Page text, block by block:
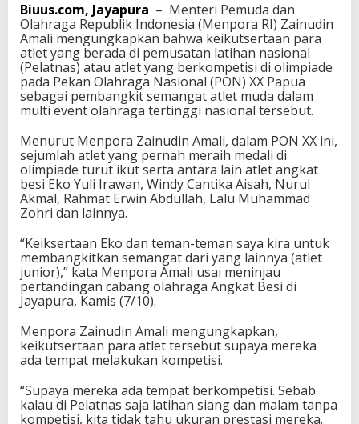
e
r
t
a
a
n
A
t
e
t
P
e
l
n
a
s
d
O
N
X
u
n
t
Biuus.com, Jayapura – Menteri Pemuda dan
Olahraga Republik Indonesia (Menpora RI) Zainudin
Amali mengungkapkan bahwa keikutsertaan para
atlet yang berada di pemusatan latihan nasional
(Pelatnas) atau atlet yang berkompetisi di olimpiade
pada Pekan Olahraga Nasional (PON) XX Papua
sebagai pembangkit semangat atlet muda dalam
multi event olahraga tertinggi nasional tersebut.
Menurut Menpora Zainudin Amali, dalam PON XX ini,
sejumlah atlet yang pernah meraih medali di
olimpiade turut ikut serta antara lain atlet angkat
besi Eko Yuli Irawan, Windy Cantika Aisah, Nurul
Akmal, Rahmat Erwin Abdullah, Lalu Muhammad
Zohri dan lainnya.
“Keiksertaan Eko dan teman-teman saya kira untuk
membangkitkan semangat dari yang lainnya (atlet
junior),” kata Menpora Amali usai meninjau
pertandingan cabang olahraga Angkat Besi di
Jayapura, Kamis (7/10).
Menpora Zainudin Amali mengungkapkan,
keikutsertaan para atlet tersebut supaya mereka
ada tempat melakukan kompetisi.
“Supaya mereka ada tempat berkompetisi. Sebab
kalau di Pelatnas saja latihan siang dan malam tanpa
kompetisi, kita tidak tahu ukuran prestasi mereka.